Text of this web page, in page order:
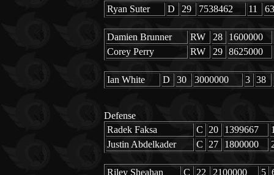
Ryan Suter D 29 7538462 11 63
Damien Brunner RW 28
1600000
Corey Perry
RW 29 8625000
Ian White D 30 3000000 3 38
Defense
Radek Faksa
C 20 1399667
Justin Abdelkader
C 27 1800000
Riley Sheahan C 22 2100000 5